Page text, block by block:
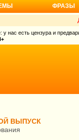
ФРАЗЫ
у нас есть цензура и
ВЫПУСК